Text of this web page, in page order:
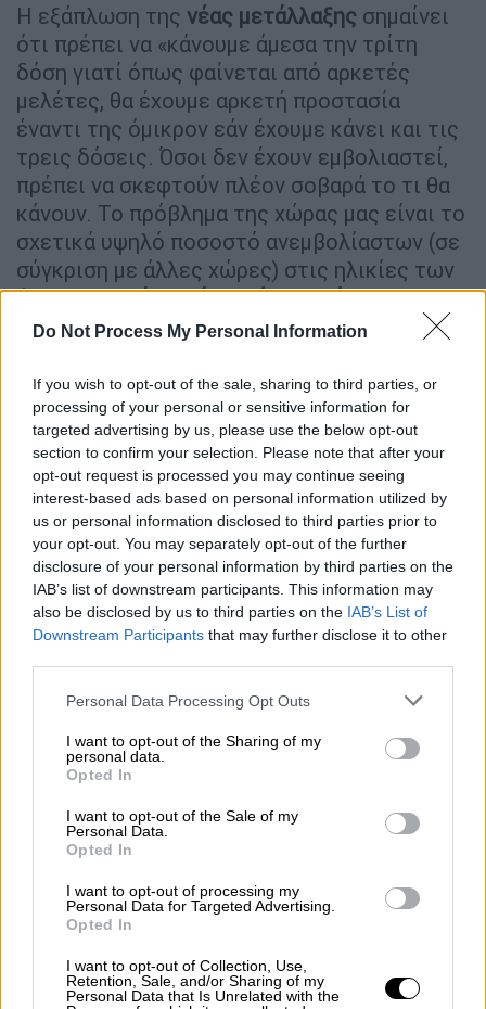
Do Not Process My Personal Information
If you wish to opt-out of the sale, sharing to third parties, or
processing of your personal or sensitive information for
targeted advertising by us, please use the below opt-out
section to confirm your selection. Please note that after your
opt-out request is processed you may continue seeing
interest-based ads based on personal information utilized by
us or personal information disclosed to third parties prior to
your opt-out. You may separately opt-out of the further
disclosure of your personal information by third parties on the
IAB’s list of downstream participants. This information may
also be disclosed by us to third parties on the IAB’s List of
Downstream Participants that may further disclose it to other
Please note that this website/app uses one or more Google
not limited to your visit or usage behaviour. You may click to
grant or deny consent to Google and its third-party tags to
use your data for below specified purposes in below Google
consent section.
Personal Data Processing Opt Outs
I want to opt-out of the Sharing of my
personal data.
Opted In
I want to opt-out of the Sale of my
Personal Data.
Opted In
I want to opt-out of processing my
Personal Data for Targeted Advertising.
Opted In
I want to opt-out of Collection, Use,
Retention, Sale, and/or Sharing of my
Personal Data that Is Unrelated with the
Η εξάπλωση της νέας μετάλλαξης σημαίνει
ότι πρέπει να «κάνουμε άμεσα την τρίτη
δόση γιατί όπως φαίνεται από αρκετές
μελέτες, θα έχουμε αρκετή προστασία
έναντι της όμικρον εάν έχουμε κάνει και τις
τρεις δόσεις. Όσοι δεν έχουν εμβολιαστεί,
πρέπει να σκεφτούν πλέον σοβαρά το τι θα
κάνουν. Το πρόβλημα της χώρας μας είναι το
σχετικά υψηλό ποσοστό ανεμβολίαστων (σε
σύγκριση με άλλες χώρες) στις ηλικίες των
άνω των 50.Όσοι όμως έχουν κάνει και την
τρίτη δόση, δεν θα πρέπει να έχουν
επισημαίνει σε νέα ανάρτηση του στο
Facebookο καθηγητής Πολιτικής της Υγείας
Ηλίας Μόσιαλος του Κολλεγίου Imperial και
της Σχολής Οικονομικών και Πολιτικών
Επιστημών του Λονδίνου(LSE).
Αναφερόμενος σε μιανέα μελέτη από το
Imperial College,αναφέρει πως
«επιβεβαίωσε ό,τι ήδη ξέρουμε για την
μεγαλύτερη μεταδοτικότητα και την
δέλτα” και ότι “όσον αφορά την κλινική
εικόνα όσων κόλλησαν, οι ερευνητές
ανακοίνωσαν πως δεν βρέθηκε διαφορά
προσθέτει ότι «οι συγγραφείς της μελέτης
επισημαίνουν στη συζήτηση των δεδομένων
που ανέλυσαν, πως δεν βρε?θηκαν ενδει?
ξεις ο?τι τα κρου?σματα της ο?μικρον ει?χαν
διαφορετικη? κλινικη? εικο?να (καλυ?τερη
η? χειρο?τερη) απο? την δε?λτα, με βα?ση το
ποσοστο? των θετικα? διαγνωσμε?νων που